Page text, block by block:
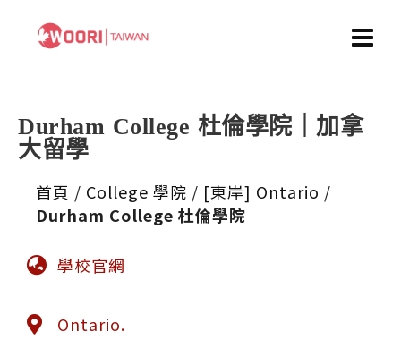
Durham College 杜倫學院｜加拿
大留學
首頁 / College 學院 / [東岸] Ontario /
Durham College 杜倫學院
學校官網
Ontario.